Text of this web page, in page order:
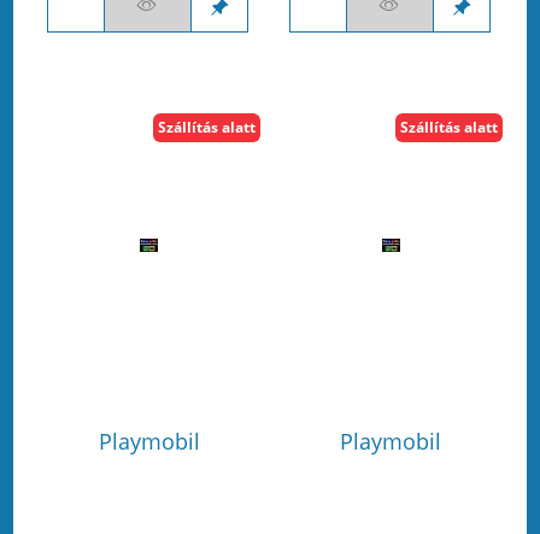
Playmobil
Szállítás alatt
Playmobil
Szállítás alatt